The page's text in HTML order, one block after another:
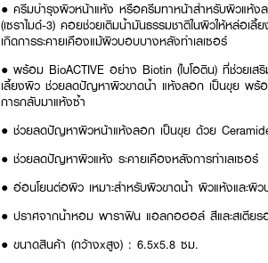
● ครีมบำรุงผิวหน้าแห้ง หรือครีมทาหน้าสำหรับผิวแห้
(เซราไมด์-3) คอยช่วยเติมน้ำมันธรรมชาติในผิวให้หล่อเ
เกิดการระคายเคืองแม้ผิวบอบบางหลังทำเลเซอร์
● พร้อม BioACTIVE อย่าง Biotin (ไบโอติน) ที่ช่วยเส
เลี้ยงผิว ช่วยลดปัญหาผิวขาดน้ำ แห้งลอก เป็นขุย พร้อ
การกลับมาแห้งซ้ำ
● ช่วยลดปัญหาผิวหน้าแห้งลอก เป็นขุย ด้วย
● ช่วยลดปัญหาผิวแห้ง ระคายเคืองหลังการทำเลเซอร์
● อ่อนโยนต่อผิว เหมาะสำหรับผิวขาดน้ำ ผิวแห้งและผิ
● ปราศจากน้ำหอม พาราฟิน แอลกอฮอล์ สีและสเตียร
● ขนาดสินค้า (กว้างxสูง) : 6.5x5.8 ซม.